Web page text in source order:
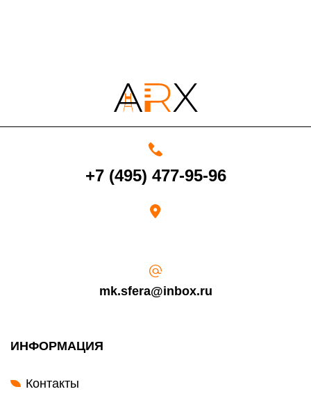
Срок возврата товара надлежащего качества составляет 30 дней с
Возврат переведенных средств производится на Ваш банковский
+7 (495) 477-95-96
mk.sfera@inbox.ru
ИНФОРМАЦИЯ
Контакты